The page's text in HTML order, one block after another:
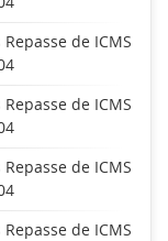
de ICMS
de ICMS
de ICMS
de ICMS